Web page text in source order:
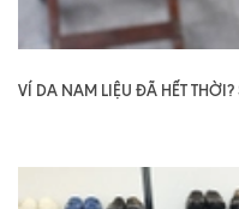
VÍ DA NAM LIỆU ĐÃ HẾT